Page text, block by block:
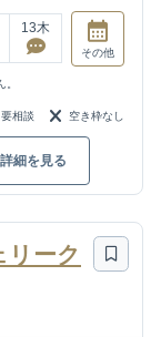
13木
その他
要相談 空き枠なし
詳細を見る
リーク